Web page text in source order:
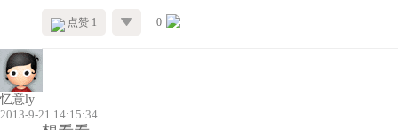
点赞 1 0
忆意ly
2013-9-21 14:15:34